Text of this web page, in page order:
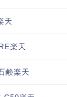
天
楽天
鹸楽天